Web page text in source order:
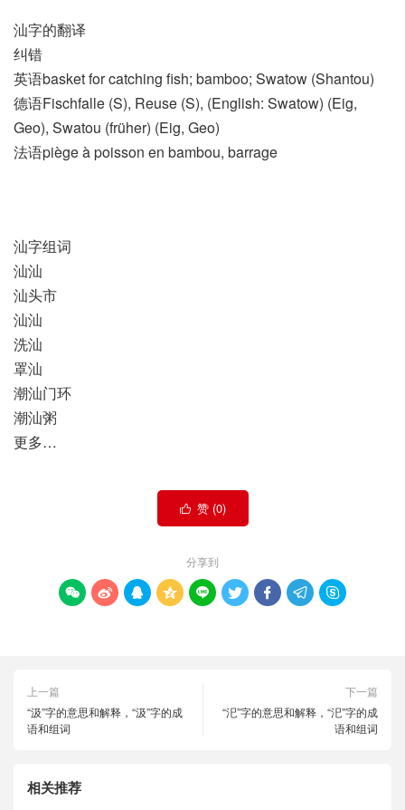
汕字的翻译
纠错
英语basket for catching fish; bamboo; Swatow (Shantou)
德语Fischfalle (S)​, Reuse (S)​, (English: Swatow)​ (Eig,
Geo)​, Swatou (früher)​ (Eig, Geo)
法语piège à poisson en bambou, barrage
汕字组词
汕汕
汕头市
汕汕
洗汕
罩汕
潮汕门环
潮汕粥
更多…
 赞 (0)
分享到
        
上一篇
“汲”字的意思和解释，“汲”字的成
语和组词
下一篇
“汜”字的意思和解释，“汜”字的成
语和组词
相关推荐